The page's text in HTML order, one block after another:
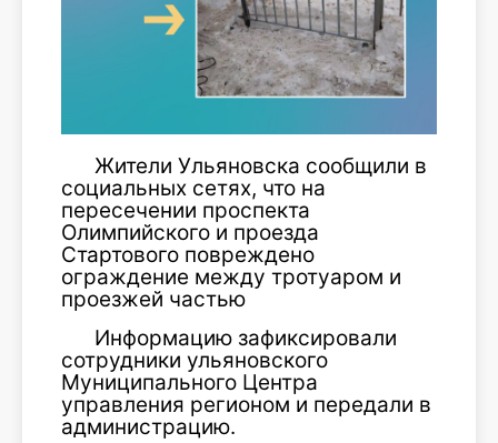
Жители Ульяновска сообщили в
социальных сетях, что на
пересечении проспекта
Олимпийского и проезда
Стартового повреждено
ограждение между тротуаром и
проезжей частью
Информацию зафиксировали
сотрудники ульяновского
Муниципального Центра
управления регионом и передали в
администрацию.